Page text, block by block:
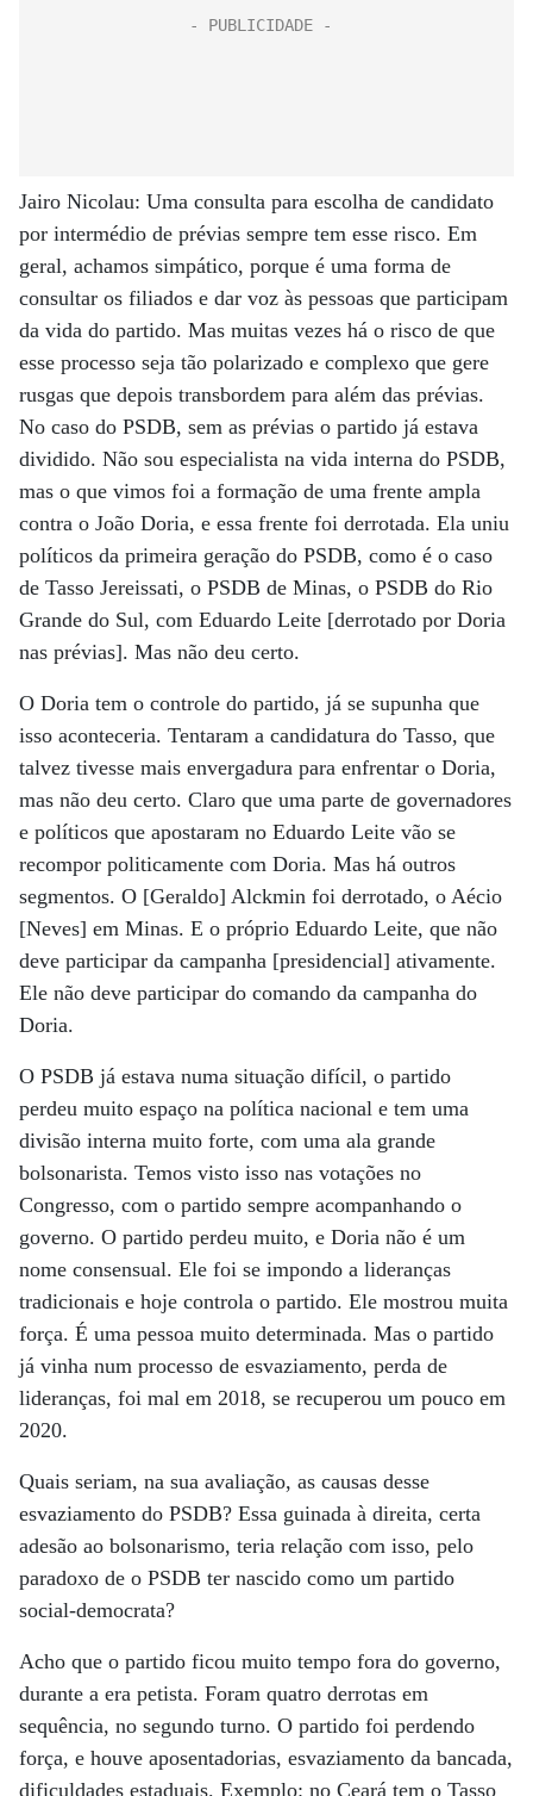
Jairo Nicolau: Uma consulta para escolha de candidato
por intermédio de prévias sempre tem esse risco. Em
geral, achamos simpático, porque é uma forma de
consultar os filiados e dar voz às pessoas que participam
da vida do partido. Mas muitas vezes há o risco de que
esse processo seja tão polarizado e complexo que gere
rusgas que depois transbordem para além das prévias.
No caso do PSDB, sem as prévias o partido já estava
dividido. Não sou especialista na vida interna do PSDB,
mas o que vimos foi a formação de uma frente ampla
contra o João Doria, e essa frente foi derrotada. Ela uniu
políticos da primeira geração do PSDB, como é o caso
de Tasso Jereissati, o PSDB de Minas, o PSDB do Rio
Grande do Sul, com Eduardo Leite [derrotado por Doria
nas prévias]. Mas não deu certo.
O Doria tem o controle do partido, já se supunha que
isso aconteceria. Tentaram a candidatura do Tasso, que
talvez tivesse mais envergadura para enfrentar o Doria,
mas não deu certo. Claro que uma parte de governadores
e políticos que apostaram no Eduardo Leite vão se
recompor politicamente com Doria. Mas há outros
segmentos. O [Geraldo] Alckmin foi derrotado, o Aécio
[Neves] em Minas. E o próprio Eduardo Leite, que não
deve participar da campanha [presidencial] ativamente.
Ele não deve participar do comando da campanha do
Doria.
O PSDB já estava numa situação difícil, o partido
perdeu muito espaço na política nacional e tem uma
divisão interna muito forte, com uma ala grande
bolsonarista. Temos visto isso nas votações no
Congresso, com o partido sempre acompanhando o
governo. O partido perdeu muito, e Doria não é um
nome consensual. Ele foi se impondo a lideranças
tradicionais e hoje controla o partido. Ele mostrou muita
força. É uma pessoa muito determinada. Mas o partido
já vinha num processo de esvaziamento, perda de
lideranças, foi mal em 2018, se recuperou um pouco em
2020.
Quais seriam, na sua avaliação, as causas desse
esvaziamento do PSDB? Essa guinada à direita, certa
adesão ao bolsonarismo, teria relação com isso, pelo
paradoxo de o PSDB ter nascido como um partido
social-democrata?
Acho que o partido ficou muito tempo fora do governo,
durante a era petista. Foram quatro derrotas em
sequência, no segundo turno. O partido foi perdendo
força, e houve aposentadorias, esvaziamento da bancada,
dificuldades estaduais. Exemplo: no Ceará tem o Tasso